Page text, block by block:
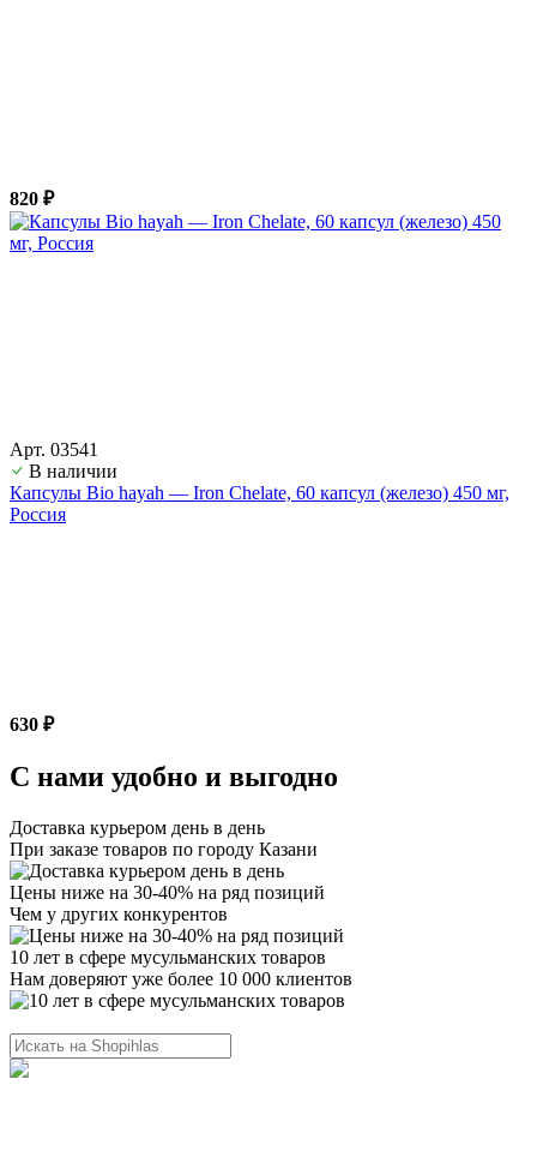
820 ₽
Арт. 03541
В наличии
Капсулы Bio hayah — Iron Chelate, 60 капсул (железо) 450 мг,
Россия
630 ₽
С нами удобно и выгодно
Доставка курьером день в день
При заказе товаров по городу Казани
Цены ниже на 30-40% на ряд позиций
Чем у других конкурентов
10 лет в сфере мусульманских товаров
Нам доверяют уже более 10 000 клиентов